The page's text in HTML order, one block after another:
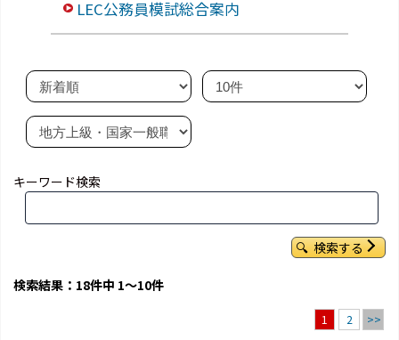
LEC公務員模試総合案内
キーワード検索
検索する
検索結果：18件中 1～10件
1 2 >>